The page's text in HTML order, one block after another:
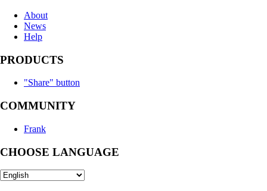
About
News
Help
PRODUCTS
"Share" button
COMMUNITY
Frank
CHOOSE LANGUAGE